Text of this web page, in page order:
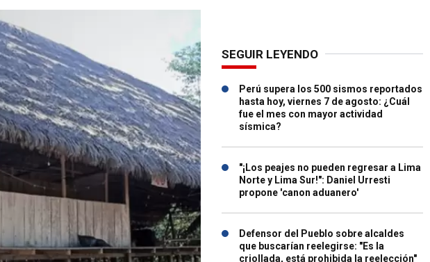
SEGUIR LEYENDO
Perú supera los 500 sismos reportados
hasta hoy, viernes 7 de agosto: ¿Cuál
fue el mes con mayor actividad
sísmica?
"¡Los peajes no pueden regresar a Lima
Norte y Lima Sur!": Daniel Urresti
propone 'canon aduanero'
Defensor del Pueblo sobre alcaldes
que buscarían reelegirse: "Es la
criollada, está prohibida la reelección"